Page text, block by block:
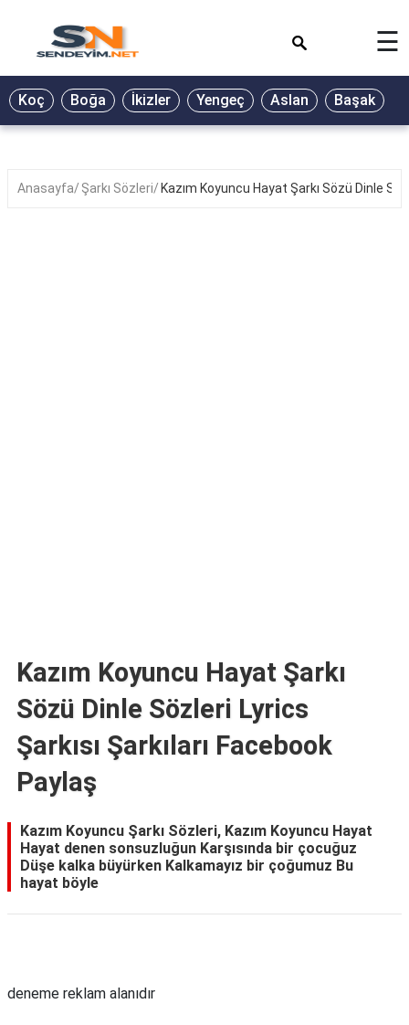
BİYOGRAFİ
GALERİ
☰
Koç Boğa İkizler Yengeç Aslan Başak
Anasayfa Şarkı Sözleri Kazım Koyuncu Hayat Şarkı Sözü Dinle
Kazım Koyuncu Hayat Şarkı
Sözü Dinle Sözleri Lyrics
Şarkısı Şarkıları Facebook
Paylaş
Kazım Koyuncu Şarkı Sözleri, Kazım Koyuncu Hayat
Hayat denen sonsuzluğun Karşısında bir çocuğuz
Düşe kalka büyürken Kalkamayız bir çoğumuz Bu
hayat böyle
deneme reklam alanıdır